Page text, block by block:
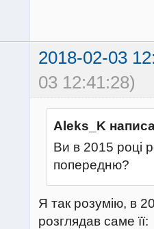
2018-02-03
03 12:41:28)
Aleks_K
Ви в 2015 році
попередню?
Я так розумію, в
розглядав саме її: